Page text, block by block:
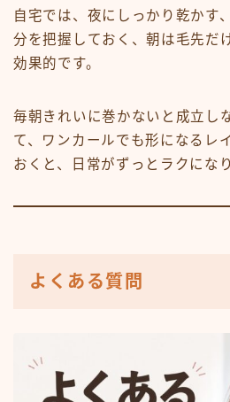
自宅では、夜にしっかり乾かす
分を把握しておく、朝は毛先だ
効果的です。
毎朝きれいに巻かないと成立し
て、ワンカールでも形になるレ
おくと、日常がずっとラクになり
よくある質問